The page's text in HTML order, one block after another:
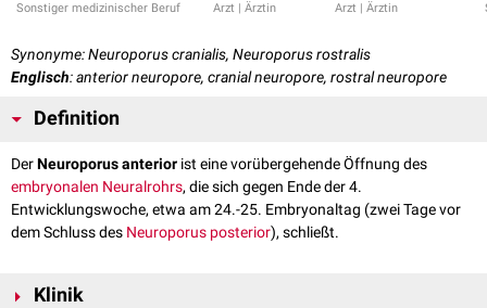
Sonstiger medizinischer Beruf Arzt | Ärztin Arzt | Ärztin
Synonyme: Neuroporus cranialis, Neuroporus rostralis
Englisch: anterior neuropore, cranial neuropore, rostral neuropore
Definition
DerNeuroporus anterior ist eine vorübergehende Öffnung des
embryonalen Neuralrohrs, die sich gegen Ende der 4.
Entwicklungswoche, etwa am 24.-25. Embryonaltag (zwei Tage vor
dem Schluss des Neuroporus posterior), schließt.
Klinik